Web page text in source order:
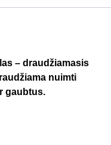
– draudžiamasis
nuimti
gaubtus.